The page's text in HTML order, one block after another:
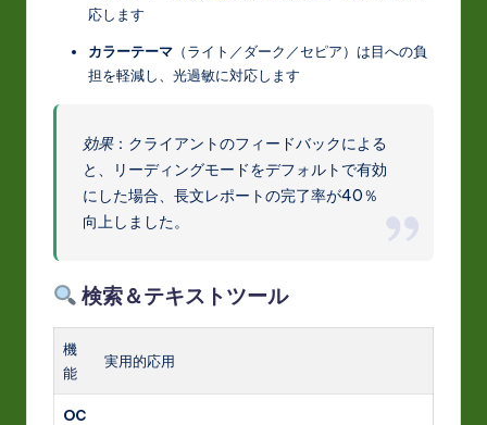
応します
カラーテーマ （ライト／ダーク／セピア）は目への負
担を軽減し、光過敏に対応します
効果：クライアントのフィードバックによる
と、リーディングモードをデフォルトで有効
にした場合、長文レポートの完了率が40％
向上しました。
検索＆テキストツール
機
能
実用的応用
OC